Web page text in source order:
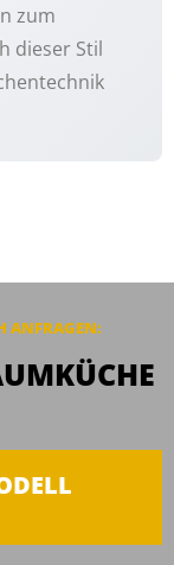
zum
dieser Stil
ANFRAGEN: